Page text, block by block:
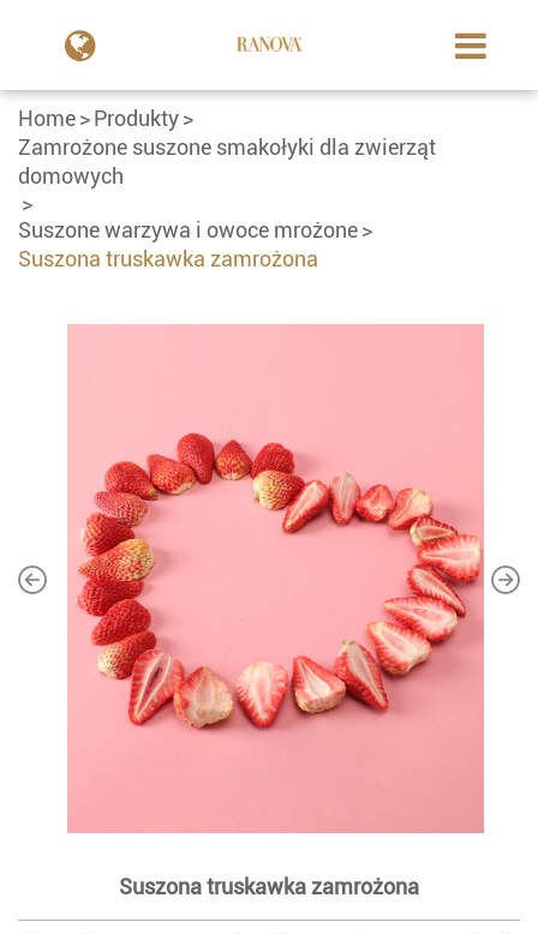
Home
Produkty
Zamrożone suszone smakołyki dla zwierząt
domowych
Suszone warzywa i owoce mrożone
Suszona truskawka zamrożona
Suszona truskawka zamrożona